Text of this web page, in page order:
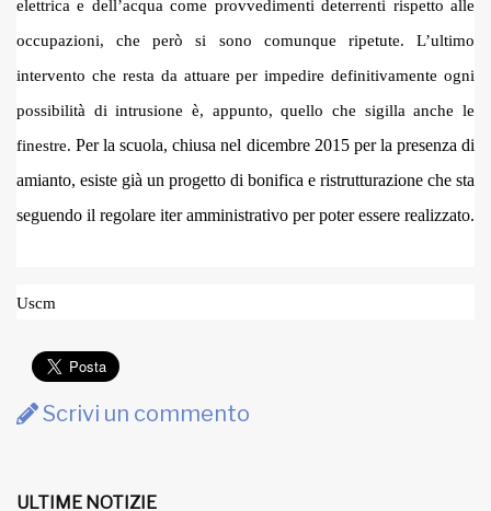
elettrica e dell’acqua come provvedimenti deterrenti rispetto alle
occupazioni, che però si sono comunque ripetute. L’ultimo
intervento che resta da attuare per impedire definitivamente ogni
possibilità di intrusione è, appunto, quello che sigilla anche le
finestre.Per la scuola, chiusa nel dicembre 2015 per la presenza di
amianto, esiste già un progetto di bonifica e ristrutturazione che sta
seguendo il regolare iter amministrativo per poter essere realizzato.
Uscm
Scrivi un commento
ULTIME NOTIZIE